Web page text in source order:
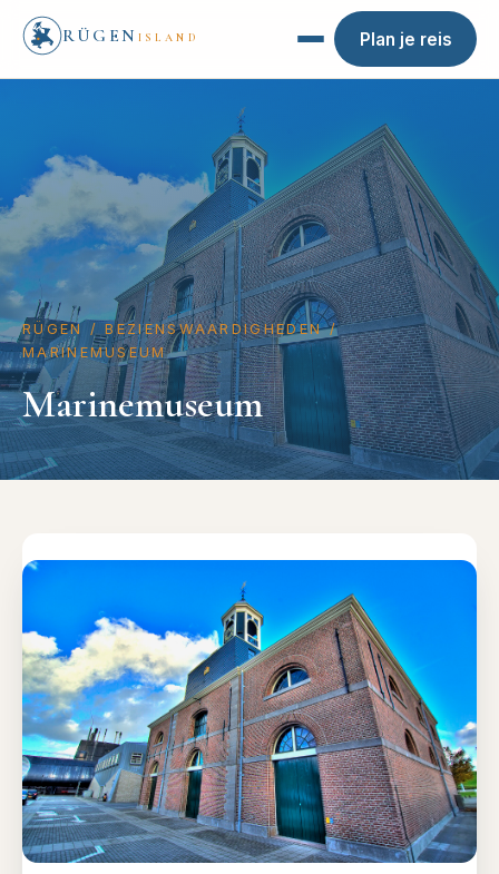
RÜGEN ISLAND Plan je reis
RÜGEN / BEZIENSWAARDIGHEDEN/
MARINEMUSEUM
Marinemuseum